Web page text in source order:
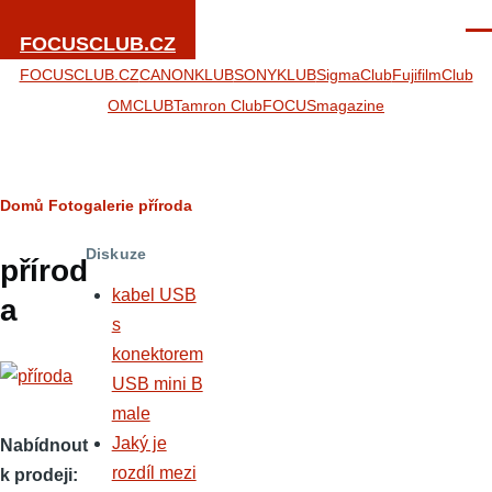
FOCUSCLUB.CZ
FOCUSCLUB.CZCANONKLUBSONYKLUBSigmaClubFujifilmClub
OMCLUBTamron ClubFOCUSmagazine
Drobečková
navigace
Domů Fotogalerie příroda
přírod
a
Nabídnout
k prodeji
Diskuze
kabel USB
s
konektorem
USB mini B
male
Jaký je
rozdíl mezi